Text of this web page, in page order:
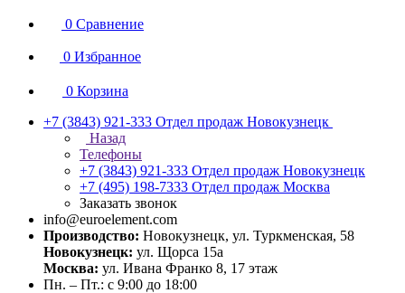
0 Сравнение
0 Избранное
0 Корзина
+7 (3843) 921-333 Отдел продаж Новокузнецк
Назад
Телефоны
+7 (3843) 921-333 Отдел продаж Новокузнецк
+7 (495) 198-7333 Отдел продаж Москва
Заказать звонок
info@euroelement.com
Производство: Новокузнецк, ул. Туркменская, 58
Новокузнецк: ул. Щорса 15а
Москва: ул. Ивана Франко 8, 17 этаж
Пн. – Пт.: с 9:00 до 18:00